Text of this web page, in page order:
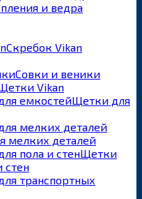
и ведра
Скребок Vikan
Совки и веники
Vikan
Щетки для
мелких деталей
Щетки
стен